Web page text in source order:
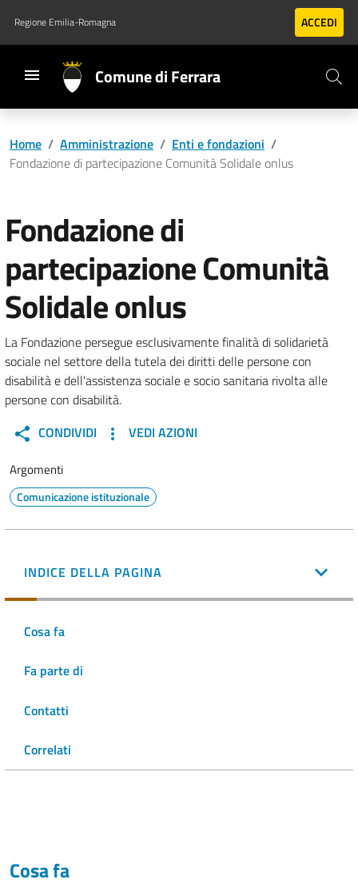
Vai al contenuto principale
Vai al footer
Regione Emilia-Romagna ACCEDI
Comune di Ferrara
Home / Amministrazione / Enti e fondazioni /
Fondazione di partecipazione Comunità Solidale onlus
Fondazione di
partecipazione Comunità
Solidale onlus
La Fondazione persegue esclusivamente finalità di solidarietà
sociale nel settore della tutela dei diritti delle persone con
disabilità e dell'assistenza sociale e socio sanitaria rivolta alle
persone con disabilità.
CONDIVIDI
VEDI AZIONI
Argomenti
Comunicazione istituzionale
INDICE DELLA PAGINA
Cosa fa
Fa parte di
Contatti
Correlati
Cosa fa